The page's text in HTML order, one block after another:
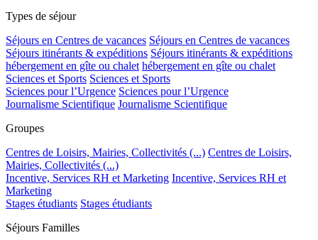
Types de séjour
Séjours en Centres de vacances Séjours en Centres de vacances
Séjours itinérants & expéditions Séjours itinérants & expéditions
hébergement en gîte ou chalet hébergement en gîte ou chalet
Sciences et Sports Sciences et Sports
Sciences pour l’Urgence Sciences pour l’Urgence
Journalisme Scientifique Journalisme Scientifique
Groupes
Centres de Loisirs, Mairies, Collectivités (...) Centres de Loisirs,
Mairies, Collectivités (...)
Incentive, Services RH et Marketing Incentive, Services RH et
Marketing
Stages étudiants Stages étudiants
Séjours Familles